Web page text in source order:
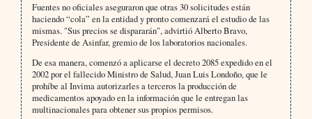
Fuentes no oficiales aseguraron que otras 30 solicitudes están
haciendo “cola” en la entidad y pronto comenzará el estudio de las
mismas. "Sus precios se dispararán", advirtió Alberto Bravo,
Presidente de Asinfar, gremio de los laboratorios nacionales.
De esa manera, comenzó a aplicarse el decreto 2085 expedido en el
2002 por el fallecido Ministro de Salud, Juan Luis Londoño, que le
prohíbe al Invima autorizarles a terceros la producción de
medicamentos apoyado en la información que le entregan las
multinacionales para obtener sus propios permisos.